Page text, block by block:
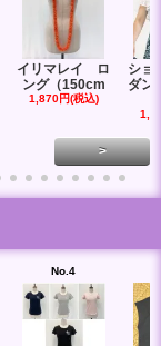
イリマレイ ロ
ング（150cm
1,870円(税込)
ショ
ダン
>
No.4